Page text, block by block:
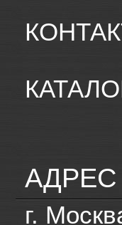
АДРЕС
г.